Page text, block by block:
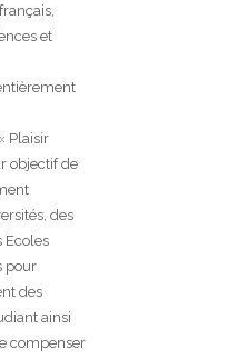
et
Plaisir
objectif de
des
Ecoles
pour
des
ainsi
compenser